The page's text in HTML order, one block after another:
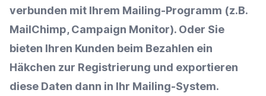
verbunden mit Ihrem Mailing-Programm (z.B.
MailChimp, Campaign Monitor). Oder Sie
bieten Ihren Kunden beim Bezahlen ein
Häkchen zur Registrierung und exportieren
diese Daten dann in Ihr Mailing-System.